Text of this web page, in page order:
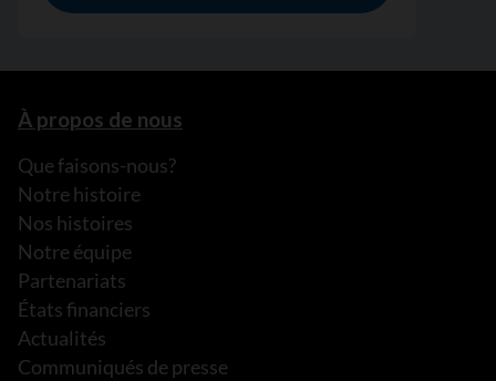
À propos de nous
Que faisons-nous?
Notre histoire
Nos histoires
Notre équipe
Partenariats
États financiers
Actualités
Communiqués de presse